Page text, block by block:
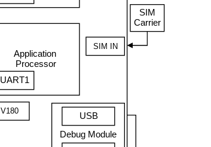
Application
Processor
UART1
Debug Module
USB
V180
SIM IN
SIM
Carrier